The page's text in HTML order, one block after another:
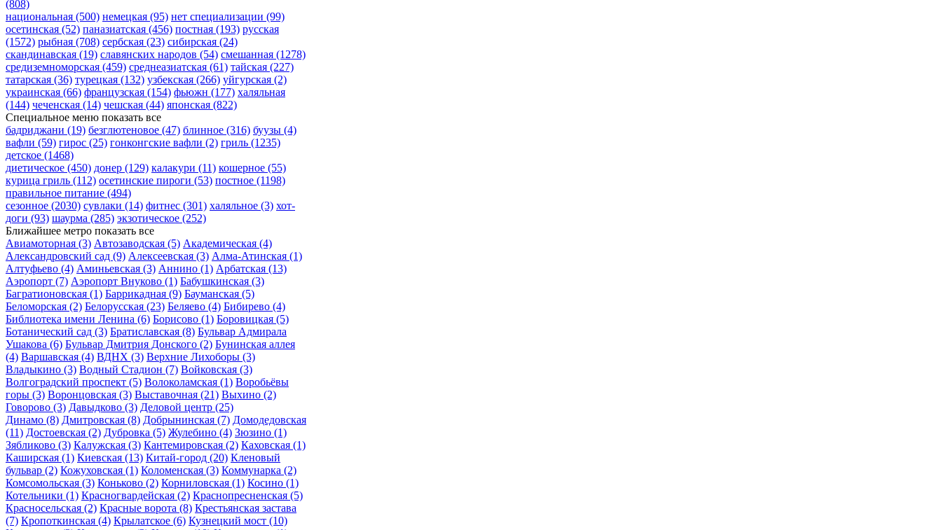
(808)
национальная (500) немецкая (95) нет специализации (99)
осетинская (52) паназиатская (456) постная (193) русская
(1572) рыбная (708) сербская (23) сибирская (24)
скандинавская (19) славянских народов (54) смешанная (1278)
средиземноморская (459) среднеазиатская (61) тайская (227)
татарская (36) турецкая (132) узбекская (266) уйгурская (2)
украинская (66) французская (154) фьюжн (177) халяльная
(144) чеченская (14) чешская (44) японская (822)
Специальное меню показать все
бадриджани (19) безглютеновое (47) блинное (316) буузы (4)
вафли (59) гирос (25) гонконгские вафли (2) гриль (1235)
детское (1468)
диетическое (450) донер (129) калакури (11) кошерное (55)
курица гриль (112) осетинские пироги (53) постное (1198)
правильное питание (494)
сезонное (2030) сувлаки (14) фитнес (301) халяльное (3) хот-
доги (93) шаурма (285) экзотическое (252)
Ближайшее метро показать все
Авиамоторная (3) Автозаводская (5) Академическая (4)
Александровский сад (9) Алексеевская (3) Алма-Атинская (1)
Алтуфьево (4) Аминьевская (3) Аннино (1) Арбатская (13)
Аэропорт (7) Аэропорт Внуково (1) Бабушкинская (3)
Багратионовская (1) Баррикадная (9) Бауманская (5)
Беломорская (2) Белорусская (23) Беляево (4) Бибирево (4)
Библиотека имени Ленина (6) Борисово (1) Боровицкая (5)
Ботанический сад (3) Братиславская (8) Бульвар Адмирала
Ушакова (6) Бульвар Дмитрия Донского (2) Бунинская аллея
(4) Варшавская (4) ВДНХ (3) Верхние Лихоборы (3)
Владыкино (3) Водный Стадион (7) Войковская (3)
Волгоградский проспект (5) Волоколамская (1) Воробьёвы
горы (3) Воронцовская (3) Выставочная (21) Выхино (2)
Говорово (3) Давыдково (3) Деловой центр (25)
Динамо (8) Дмитровская (8) Добрынинская (7) Домодедовская
(11) Достоевская (2) Дубровка (5) Жулебино (4) Зюзино (1)
Зябликово (3) Калужская (3) Кантемировская (2) Каховская (1)
Каширская (1) Киевская (13) Китай-город (20) Кленовый
бульвар (2) Кожуховская (1) Коломенская (3) Коммунарка (2)
Комсомольская (3) Коньково (2) Корниловская (1) Косино (1)
Котельники (1) Красногвардейская (2) Краснопресненская (5)
Красносельская (2) Красные ворота (8) Крестьянская застава
(7) Кропоткинская (4) Крылатское (6) Кузнецкий мост (10)